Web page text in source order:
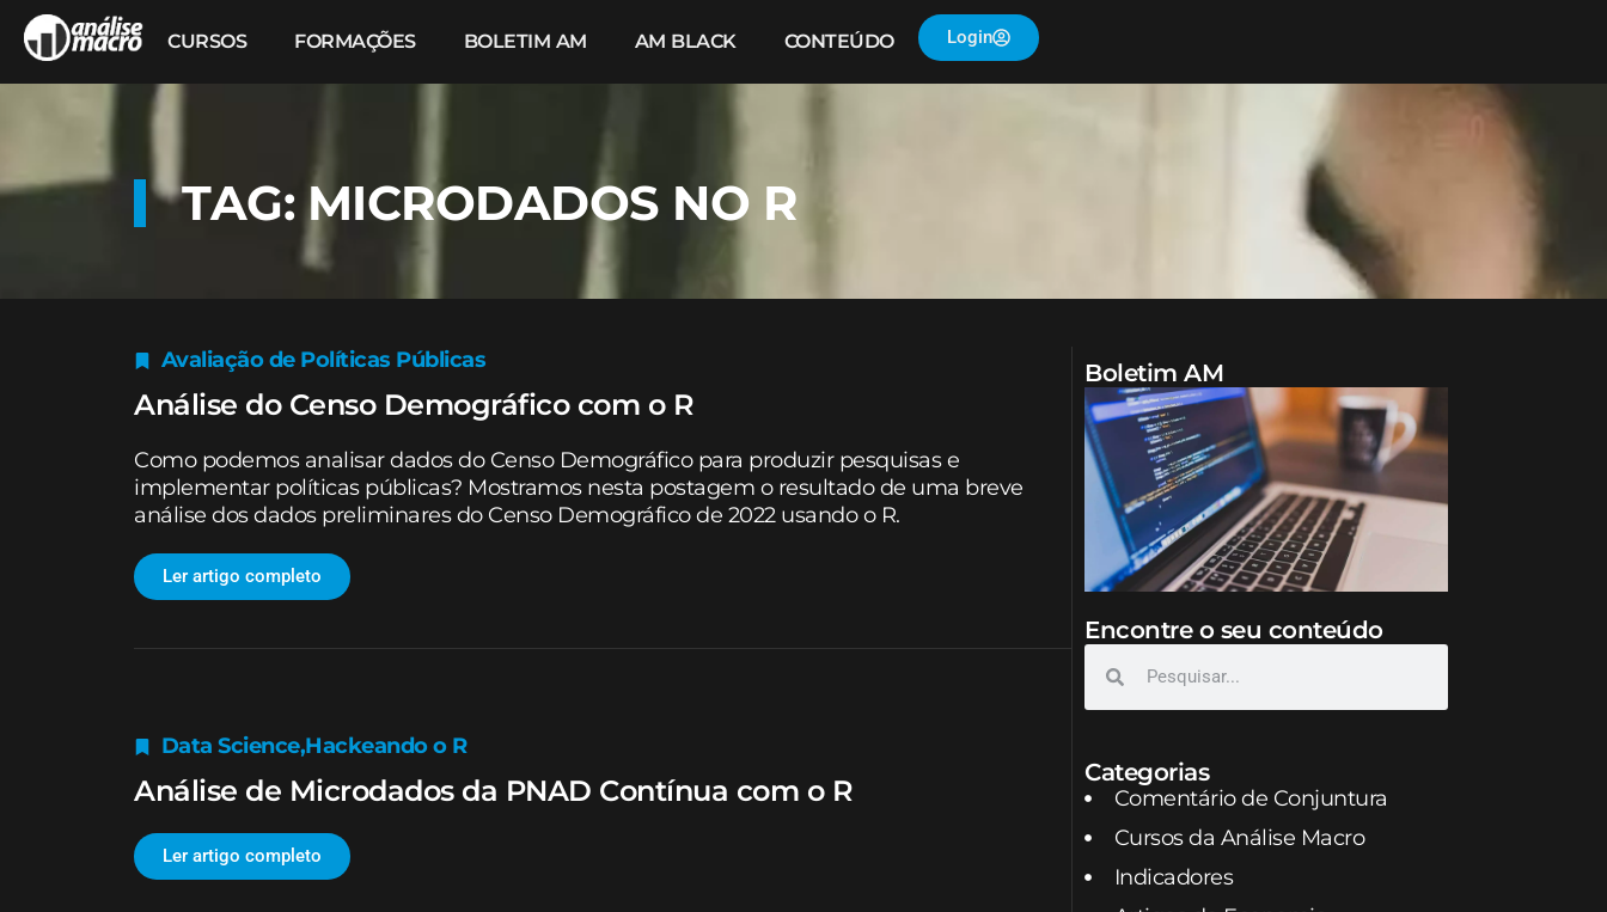
CURSOS FORMAÇÕES BOLETIM AM AM BLACK CONTEÚDO Login
TAG: MICRODADOS NO R
Avaliação de Políticas Públicas
Análise do Censo Demográfico com o R
Como podemos analisar dados do Censo Demográfico para produzir pesquisas e
implementar políticas públicas? Mostramos nesta postagem o resultado de uma breve
análise dos dados preliminares do Censo Demográfico de 2022 usando o R.
Ler artigo completo
Data Science,Hackeando o R
Análise de Microdados da PNAD Contínua com o R
Ler artigo completo
Boletim AM
Encontre o seu conteúdo
Categorias
Comentário de Conjuntura
Cursos da Análise Macro
Indicadores